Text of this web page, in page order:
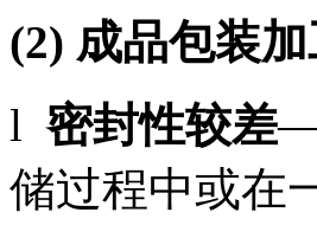
(2) 成品包装
l密封性较差
储过程中或在